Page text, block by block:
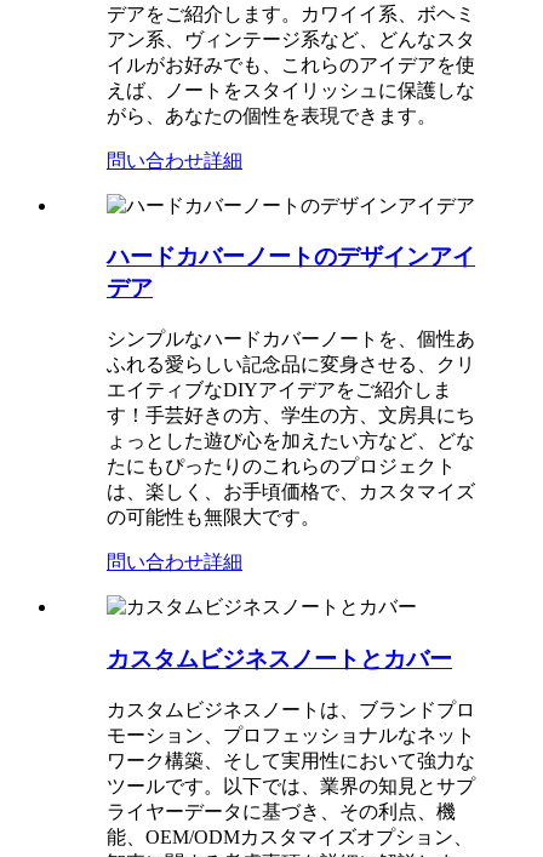
デアをご紹介します。カワイイ系、ボヘミ
アン系、ヴィンテージ系など、どんなスタ
イルがお好みでも、これらのアイデアを使
えば、ノートをスタイリッシュに保護しな
がら、あなたの個性を表現できます。
問い合わせ詳細
ハードカバーノートのデザインアイ
デア
シンプルなハードカバーノートを、個性あ
ふれる愛らしい記念品に変身させる、クリ
エイティブなDIYアイデアをご紹介しま
す！手芸好きの方、学生の方、文房具にち
ょっとした遊び心を加えたい方など、どな
たにもぴったりのこれらのプロジェクト
は、楽しく、お手頃価格で、カスタマイズ
の可能性も無限大です。
問い合わせ詳細
カスタムビジネスノートとカバー
カスタムビジネスノートは、ブランドプロ
モーション、プロフェッショナルなネット
ワーク構築、そして実用性において強力な
ツールです。以下では、業界の知見とサプ
ライヤーデータに基づき、その利点、機
能、OEM/ODMカスタマイズオプション、